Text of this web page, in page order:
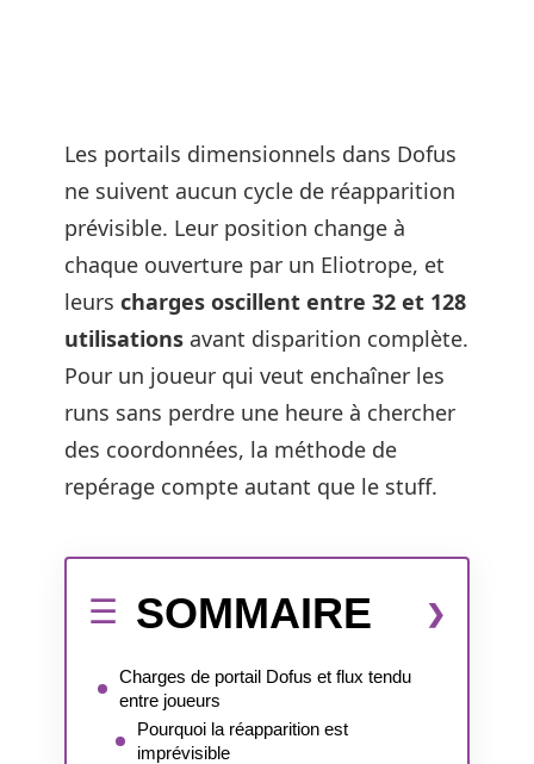
Les portails dimensionnels dans Dofus
ne suivent aucun cycle de réapparition
prévisible. Leur position change à
chaque ouverture par un Eliotrope, et
leurs charges oscillent entre 32 et 128
utilisations avant disparition complète.
Pour un joueur qui veut enchaîner les
runs sans perdre une heure à chercher
des coordonnées, la méthode de
repérage compte autant que le stuff.
SOMMAIRE
Charges de portail Dofus et flux tendu
entre joueurs
Pourquoi la réapparition est
imprévisible